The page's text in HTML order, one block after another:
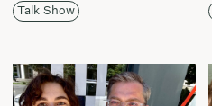
Talk Show